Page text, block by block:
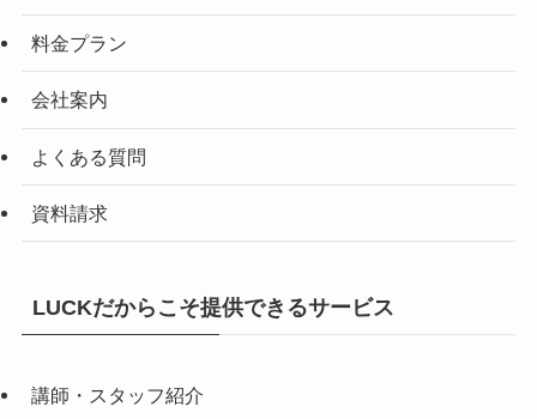
料金プラン
会社案内
よくある質問
資料請求
LUCKだからこそ提供できるサービス
講師・スタッフ紹介